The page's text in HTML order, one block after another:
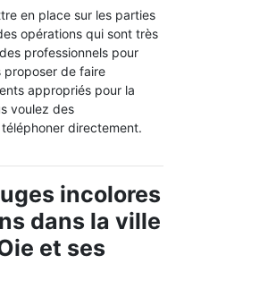
en place sur les parties
opérations qui sont très
professionnels pour
proposer de faire
appropriés pour la
voulez des
directement.
incolores
dans la ville
et ses